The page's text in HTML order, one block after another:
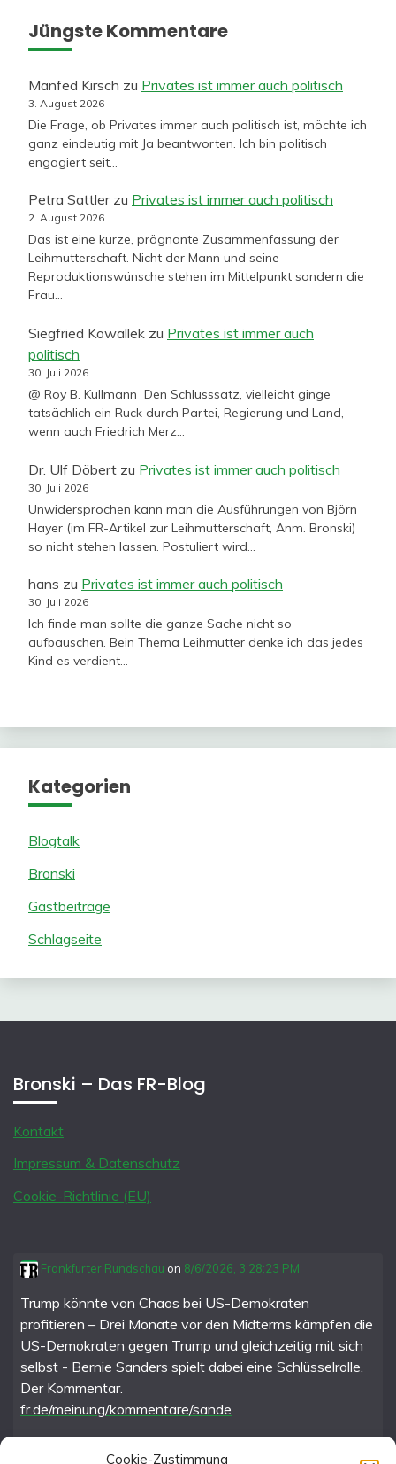
Cookie-Zustimmung
Jüngste Kommentare
Manfed Kirsch zu Privates ist immer auch politisch
3. August 2026
Die Frage, ob Privates immer auch politisch ist, möchte ich
ganz eindeutig mit Ja beantworten. Ich bin politisch
engagiert seit…
Petra Sattlerzu Privates ist immer auch politisch
2. August 2026
Das ist eine kurze, prägnante Zusammenfassung der
Leihmutterschaft. Nicht der Mann und seine
Reproduktionswünsche stehen im Mittelpunkt sondern die
Frau…
Siegfried Kowallek zu Privates ist immer auch
politisch
30. Juli 2026
@ Roy B. Kullmann Den Schlusssatz, vielleicht ginge
tatsächlich ein Ruck durch Partei, Regierung und Land,
wenn auch Friedrich Merz…
Dr. Ulf Döbert zu Privates ist immer auch politisch
30. Juli 2026
Unwidersprochen kann man die Ausführungen von Björn
Hayer (im FR-Artikel zur Leihmutterschaft, Anm. Bronski)
so nicht stehen lassen. Postuliert wird…
hans zu Privates ist immer auch politisch
30. Juli 2026
Ich finde man sollte die ganze Sache nicht so
aufbauschen. Bein Thema Leihmutter denke ich das jedes
Kind es verdient…
Kategorien
Blogtalk
Bronski
Gastbeiträge
Schlagseite
Bronski – Das FR-Blog
Kontakt
Impressum & Datenschutz
Cookie-Richtlinie (EU)
Frankfurter Rundschau on 8/6/2026, 3:28:23 PM
Trump könnte von Chaos bei US-Demokraten
profitieren – Drei Monate vor den Midterms kämpfen die
US-Demokraten gegen Trump und gleichzeitig mit sich
selbst - Bernie Sanders spielt dabei eine Schlüsselrolle.
Der Kommentar.
fr.de/meinung/kommentare/sande